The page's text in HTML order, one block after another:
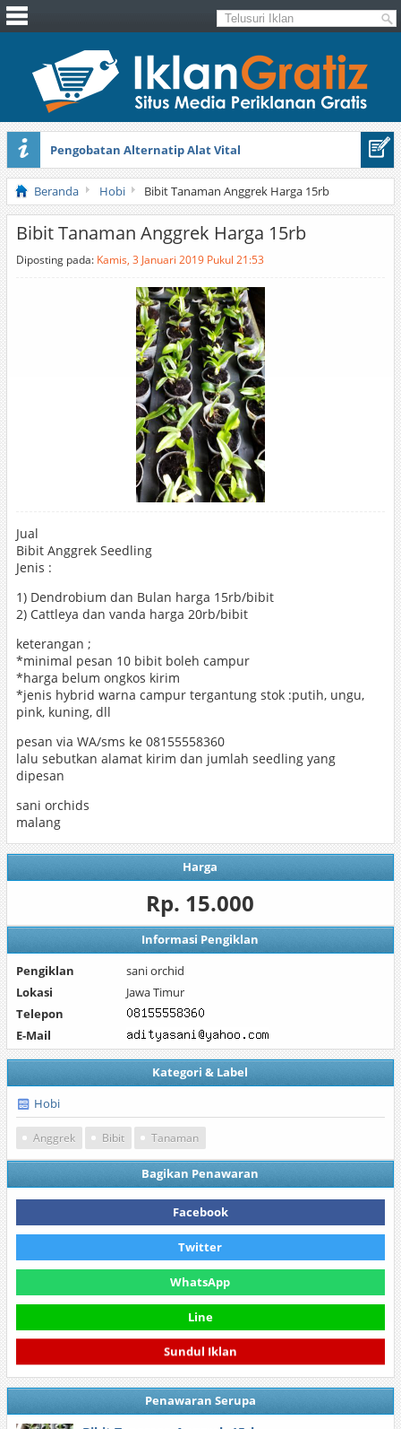
Pengobatan Alternatip Alat Vital
Pita Cantik Pesona
Beranda Hobi Bibit Tanaman Anggrek Harga 15rb
Bibit Tanaman Anggrek Harga 15rb
Diposting pada: Kamis, 3 Januari 2019 Pukul 21:53
Jual
Bibit Anggrek Seedling
Jenis :
1) Dendrobium dan Bulan harga 15rb/bibit
2) Cattleya dan vanda harga 20rb/bibit
keterangan ;
*minimal pesan 10 bibit boleh campur
*harga belum ongkos kirim
*jenis hybrid warna campur tergantung stok :putih, ungu,
pink, kuning, dll
pesan via WA/sms ke 08155558360
lalu sebutkan alamat kirim dan jumlah seedling yang
dipesan
sani orchids
malang
Harga
Rp. 15.000
Informasi Pengiklan
Pengiklan
sani orchid
Lokasi
Jawa Timur
Telepon
E-Mail
Kategori & Label
Hobi
Anggrek Bibit Tanaman
Bagikan Penawaran
Facebook
Twitter
WhatsApp
Line
Sundul Iklan
Penawaran Serupa